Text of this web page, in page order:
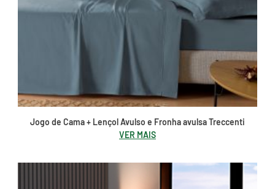
Jogo de Cama + Lençol Avulso e Fronha avulsa Treccenti
VER MAIS